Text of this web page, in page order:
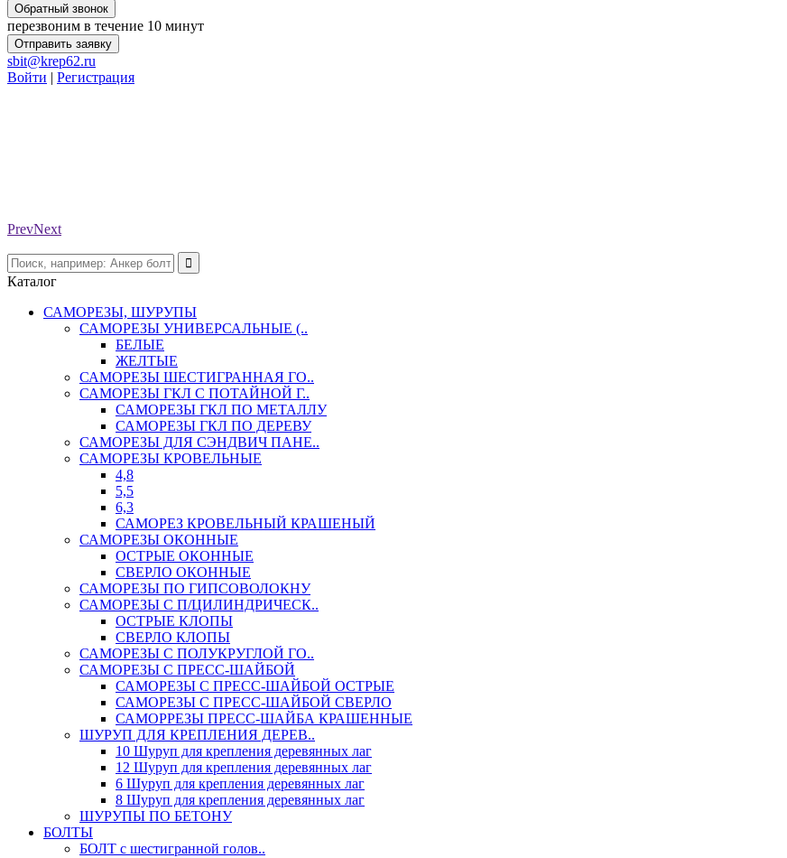
Обратный звонок
перезвоним в течение 10 минут
Отправить заявку
sbit@krep62.ru
Войти | Регистрация
PrevNext
Каталог
САМОРЕЗЫ, ШУРУПЫ
САМОРЕЗЫ УНИВЕРСАЛЬНЫЕ (..
БЕЛЫЕ
ЖЕЛТЫЕ
САМОРЕЗЫ ШЕСТИГРАННАЯ ГО..
САМОРЕЗЫ ГКЛ С ПОТАЙНОЙ Г..
САМОРЕЗЫ ГКЛ ПО МЕТАЛЛУ
САМОРЕЗЫ ГКЛ ПО ДЕРЕВУ
САМОРЕЗЫ ДЛЯ СЭНДВИЧ ПАНЕ..
САМОРЕЗЫ КРОВЕЛЬНЫЕ
4,8
5,5
6,3
САМОРЕЗ КРОВЕЛЬНЫЙ КРАШЕНЫЙ
САМОРЕЗЫ ОКОННЫЕ
ОСТРЫЕ ОКОННЫЕ
СВЕРЛО ОКОННЫЕ
САМОРЕЗЫ ПО ГИПСОВОЛОКНУ
САМОРЕЗЫ С П/ЦИЛИНДРИЧЕСК..
ОСТРЫЕ КЛОПЫ
СВЕРЛО КЛОПЫ
САМОРЕЗЫ С ПОЛУКРУГЛОЙ ГО..
САМОРЕЗЫ С ПРЕСС-ШАЙБОЙ
САМОРЕЗЫ С ПРЕСС-ШАЙБОЙ ОСТРЫЕ
САМОРЕЗЫ С ПРЕСС-ШАЙБОЙ СВЕРЛО
САМОРРЕЗЫ ПРЕСС-ШАЙБА КРАШЕННЫЕ
ШУРУП ДЛЯ КРЕПЛЕНИЯ ДЕРЕВ..
10 Шуруп для крепления деревянных лаг
12 Шуруп для крепления деревянных лаг
6 Шуруп для крепления деревянных лаг
8 Шуруп для крепления деревянных лаг
ШУРУПЫ ПО БЕТОНУ
БОЛТЫ
БОЛТ с шестигранной голов..